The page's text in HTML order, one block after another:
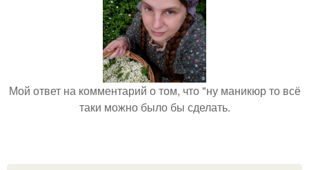
Мой ответ на комментарий о том, что "ну маникюр то всё
таки можно было бы сделать.